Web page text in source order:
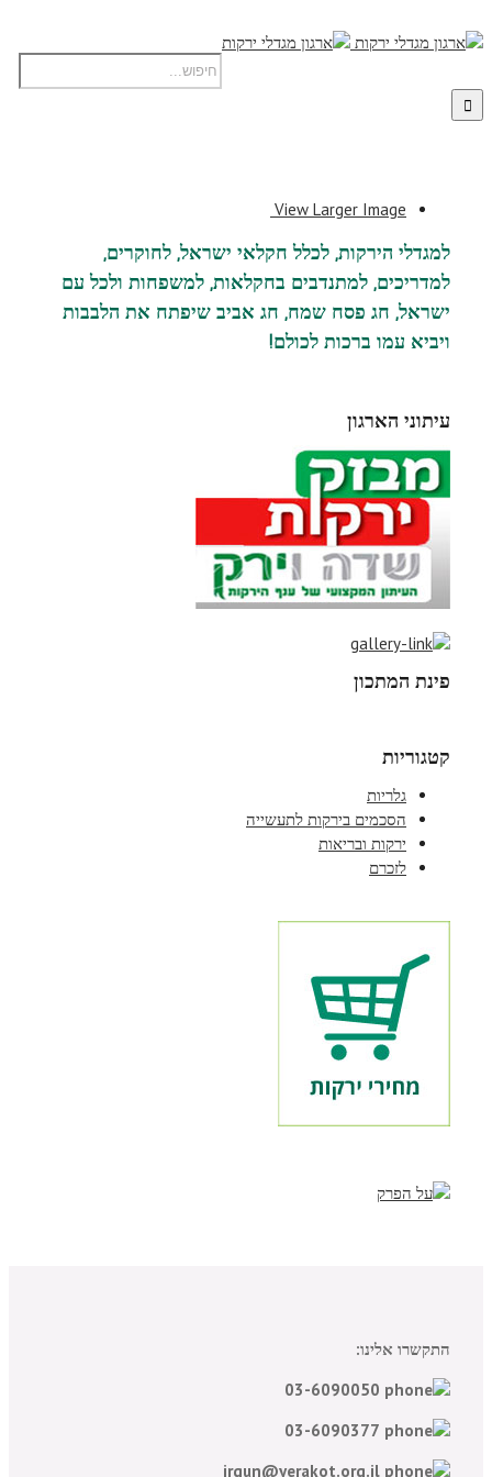
View Larger Image
למגדלי הירקות, לכלל חקלאי ישראל, לחוקרים,
למדריכים, למתנדבים בחקלאות, למשפחות ולכל עם
ישראל, חג פסח שמח, חג אביב שיפתח את הלבבות
ויביא עמו ברכות לכולם!
עיתוני הארגון
פינת המתכון
קטגוריות
גלריות
הסכמים בירקות לתעשייה
ירקות ובריאות
לזכרם
התקשרו אלינו: